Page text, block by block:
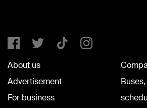
About us
Advertisement
For business